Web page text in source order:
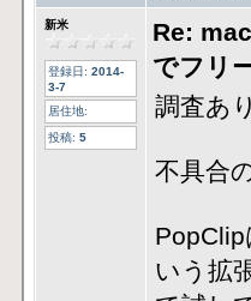
新米
登録日: 2014-
3-7
居住地:
投稿: 5
Re:
でフリ
調査あ
不具合
いう拡